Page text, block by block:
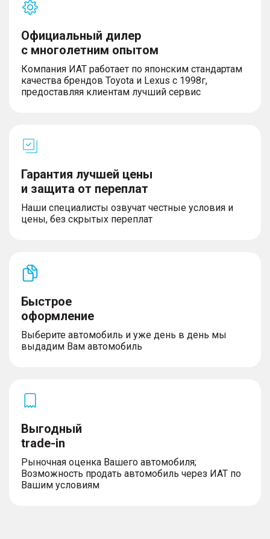
Официальный дилер
с многолетним опытом
Компания ИАТ работает по японским стандартам
качества брендов Toyota и Lexus с 1998г,
предоставляя клиентам лучший сервис
Гарантия лучшей цены
и защита от переплат
Наши специалисты озвучат честные условия и
цены, без скрытых переплат
Быстрое
оформление
Выберите автомобиль и уже день в день мы
выдадим Вам автомобиль
Выгодный
trade-in
Рыночная оценка Вашего автомобиля;
Возможность продать автомобиль через ИАТ по
Вашим условиям